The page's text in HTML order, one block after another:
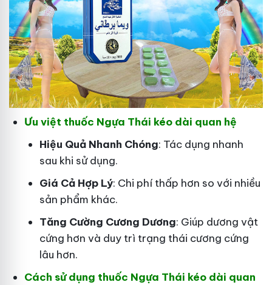
Ưu việt thuốc Ngựa Thái kéo dài quan hệ
Hiệu Quả Nhanh Chóng: Tác dụng nhanh
sau khi sử dụng.
Giá Cả Hợp Lý: Chi phí thấp hơn so với nhiều
sản phẩm khác.
Tăng Cường Cương Dương: Giúp dương vật
cứng hơn và duy trì trạng thái cương cứng
lâu hơn.
Cách sử dụng thuốc Ngựa Thái kéo dài quan